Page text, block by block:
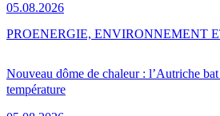
05.08.2026
Nouveau dôme de chaleur : l’Autriche
température
PROENERGIE, ENVIRONNEMENT